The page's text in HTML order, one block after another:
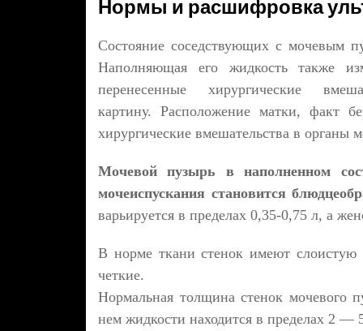
Нормы и расшифровка
Состояние соседствующих с мочевым
Наполняющая его жидкость также
перенесенные хирургические
картину. Расположение матки, факт
хирургические вмешательства в органы
Мочевой пузырь в наполненном
мочеиспускания становится
варьируется в пределах 0,35-0,75 л, а
В норме ткани стенок имеют слоистую
четкие.
Нормальная толщина стенок мочевого
нем жидкости находится в пределах 2 —